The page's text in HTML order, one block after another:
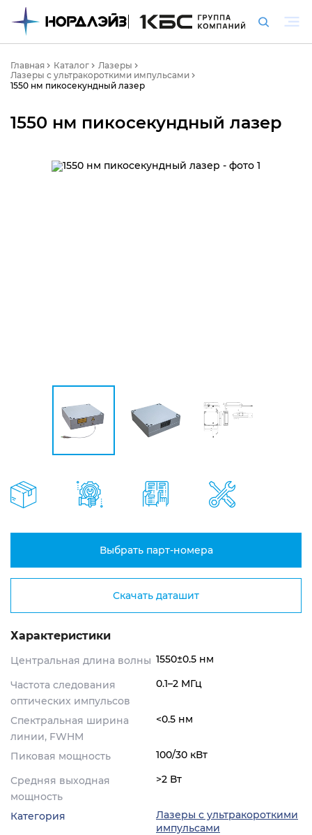
Главная Каталог
Лазеры
Лазеры с ультракороткими импульсами
1550 нм пикосекундный лазер
1550 нм пикосекундный лазер
Выбрать парт-номера
Скачать даташит
Характеристики
Центральная длина волны 1550±0.5 нм
Частота следования
оптических импульсов
0.1–2 МГц
Спектральная ширина
линии, FWHM
<0.5 нм
Пиковая мощность 100/30 кВт
Средняя выходная
мощность
>2 Вт
Категория
Лазеры с ультракороткими
импульсами